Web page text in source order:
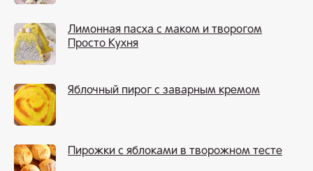
Лимонная пасха с маком и творогом
Просто Кухня
Яблочный пирог с заварным кремом
Пирожки с яблоками в творожном тесте